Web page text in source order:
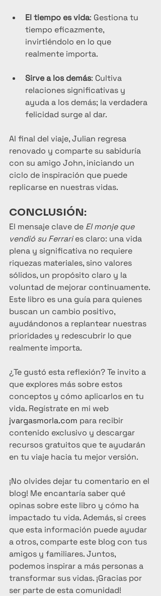
El tiempo es vida: Gestiona tu
tiempo eficazmente,
invirtiéndolo en lo que
realmente importa.
Sirve a los demás: Cultiva
relaciones significativas y
ayuda a los demás; la verdadera
felicidad surge al dar.
Al final del viaje, Julian regresa
renovado y comparte su sabiduría
con su amigo John, iniciando un
ciclo de inspiración que puede
replicarse en nuestras vidas.
CONCLUSIÓN:
El mensaje clave de El monje que
vendió su Ferrari es claro: una vida
plena y significativa no requiere
riquezas materiales, sino valores
sólidos, un propósito claro y la
voluntad de mejorar continuamente.
Este libro es una guía para quienes
buscan un cambio positivo,
ayudándonos a replantear nuestras
prioridades y redescubrir lo que
realmente importa.
¿Te gustó esta reflexión? Te invito a
que explores más sobre estos
conceptos y cómo aplicarlos en tu
vida. Regístrate en mi web
jvargasmorla.com para recibir
contenido exclusivo y descargar
recursos gratuitos que te ayudarán
en tu viaje hacia tu mejor versión.
¡No olvides dejar tu comentario en el
blog! Me encantaría saber qué
opinas sobre este libro y cómo ha
impactado tu vida. Además, si crees
que esta información puede ayudar
a otros, comparte este blog con tus
amigos y familiares. Juntos,
podemos inspirar a más personas a
transformar sus vidas. ¡Gracias por
ser parte de esta comunidad!